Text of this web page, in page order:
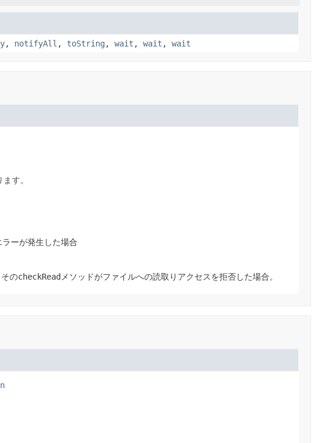
, notifyAll , toString , wait , wait , wait
す。
ーが発生した場合
のcheckRead メソッドがファイルへの読取りアクセスを拒否した場合。